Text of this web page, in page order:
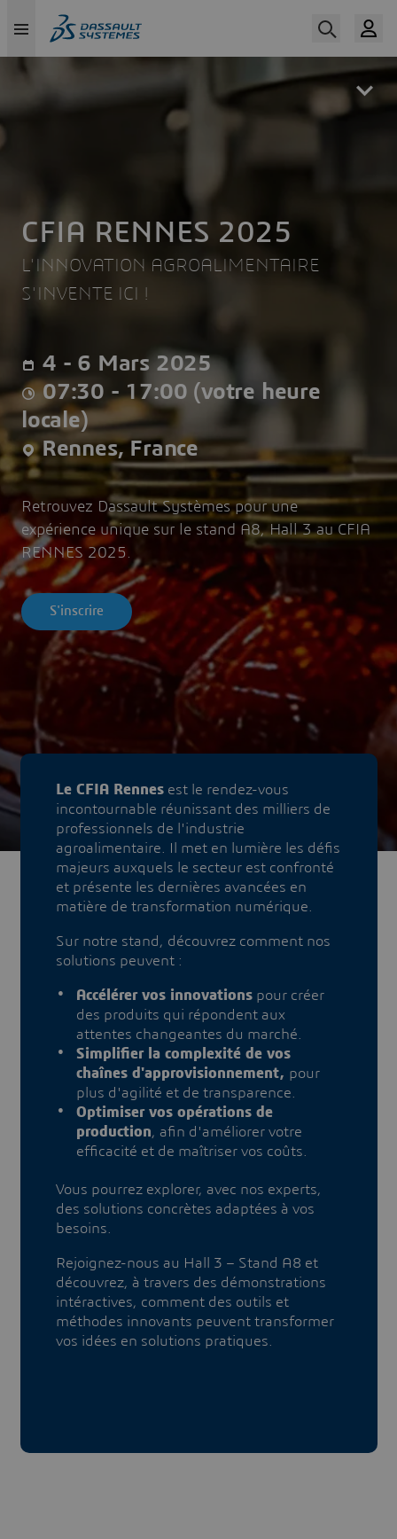
CFIA RENNES 2025
L'INNOVATION AGROALIMENTAIRE
S'INVENTE ICI !
4 - 6 Mars 2025
07:30 - 17:00 (votre heure
locale)
Rennes, France
Retrouvez Dassault Systèmes pour une
expérience unique sur le stand A8, Hall 3 au CFIA
RENNES 2025.
S'inscrire
Le CFIA Rennesest le rendez-vous
incontournable réunissant des milliers de
professionnels de l'industrie
agroalimentaire. Il met en lumière les défis
majeurs auxquels le secteur est confronté
et présente les dernières avancées en
matière de transformation numérique.
Sur notre stand, découvrez comment nos
solutions peuvent :
Accélérer vos innovationspour créer
des produits qui répondent aux
attentes changeantes du marché.
Simplifier la complexité de vos
chaînes d'approvisionnement, pour
plus d'agilité et de transparence.
Optimiser vos opérations de
production, afin d'améliorer votre
efficacité et de maîtriser vos coûts.
Vous pourrez explorer, avec nos experts,
des solutions concrètes adaptées à vos
besoins.
Rejoignez-nous au Hall 3 – Stand A8 et
découvrez, à travers des démonstrations
intéractives, comment des outils et
méthodes innovants peuvent transformer
vos idées en solutions pratiques.